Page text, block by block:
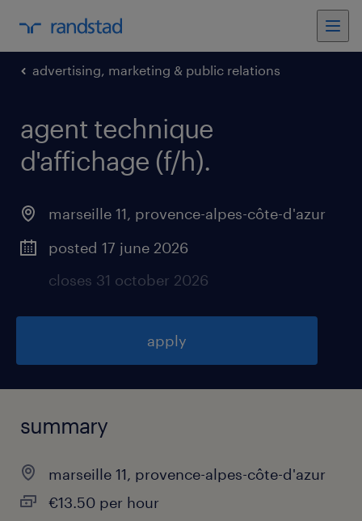
advertising, marketing & public relations
agent technique
d'affichage (f/h).
marseille 11, provence-alpes-côte-d'azur
posted 17 june 2026
closes 31 october 2026
apply
summary
marseille 11, provence-alpes-côte-d'azur
€13.50 per hour